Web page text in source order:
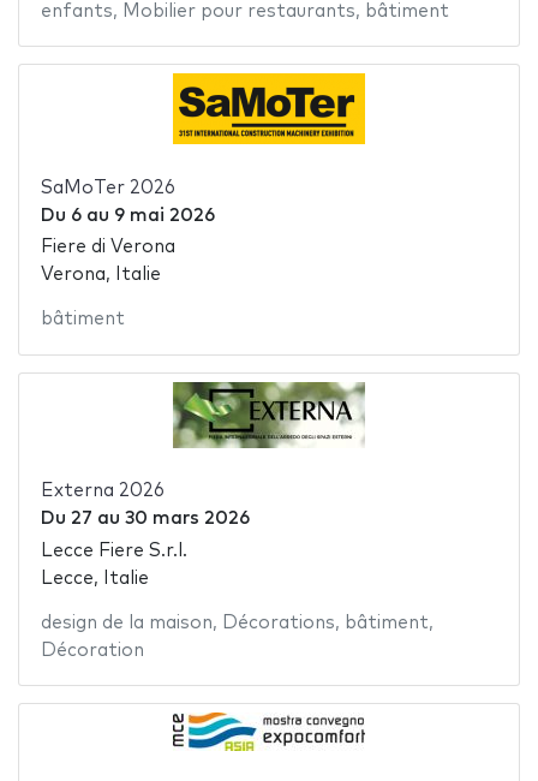
enfants, Mobilier pour restaurants, bâtiment
SaMoTer 2026
Du 6au 9 mai 2026
Fiere di Verona
Verona, Italie
bâtiment
Externa 2026
Du 27 au 30 mars 2026
Lecce Fiere S.r.l.
Lecce, Italie
design de la maison, Décorations, bâtiment,
Décoration